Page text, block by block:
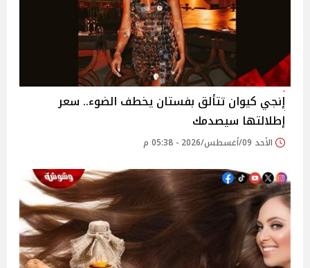
إنجي كيوان تتألق بفستان يخطف الضوء.. سعر
إطلالتها سيصدمك
الأحد 09/أغسطس/2026 - 05:38 م